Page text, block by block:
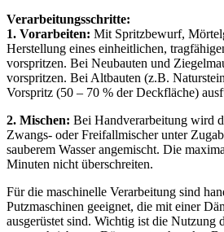
Verarbeitungsschritte:
1. Vorarbeiten: Mit Spritzbewurf,
Herstellung eines einheitlichen,
vorspritzen. Bei Neubauten und
vorspritzen. Bei Altbauten (z.B.
Vorspritz (50 – 70 % der Deckfläche)
2. Mischen: Bei Handverarbeitung wird
Zwangs- oder Freifallmischer unter
sauberem Wasser angemischt. Die
Minuten nicht überschreiten.
Für die maschinelle Verarbeitung sind
Putzmaschinen geeignet, die mit einer
ausgerüstet sind. Wichtig ist die Nutzung